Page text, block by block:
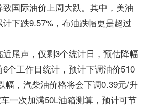
国际油价上周大跌。其中，美油
下跌9.57%，布油跌幅更是超过
尾声，仅剩3个统计日，预估降幅
个工作日统计，预计下调油价510
幅，汽柴油价格将会下调0.39元/升
一次加满50L油箱测算，预计可节